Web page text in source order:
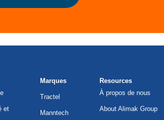
et
Marques
Tractel
Manntech
Resources
À propos de nous
About Alimak Group